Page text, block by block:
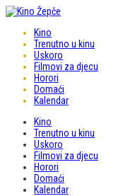
Kino
Trenutno u kinu
Uskoro
Filmovi za djecu
Horori
Domaći
Kalendar
Kino
Trenutno u kinu
Uskoro
Filmovi za djecu
Horori
Domaći
Kalendar